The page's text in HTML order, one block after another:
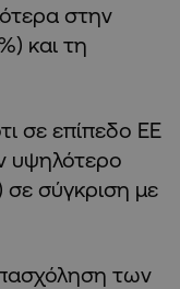
στην
και τη
σε επίπεδο ΕΕ
υψηλότερο
σύγκριση με
των